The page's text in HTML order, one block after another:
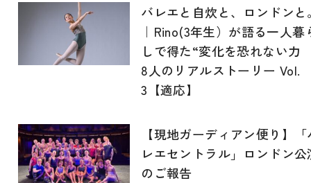
バレエと自炊と、ロンドンと
｜Rino(3年生）が語る一人暮
しで得た“変化を恐れない
8人のリアルストーリー Vol.
3【適応】
【現地ガーディアン便り】「
レエセントラル」ロンドン公
のご報告